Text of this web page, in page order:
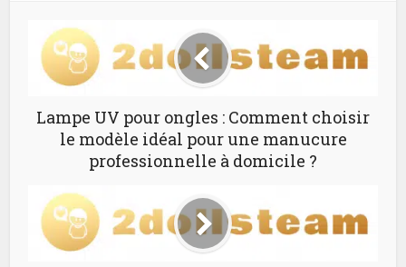
Lampe UV pour ongles : Comment choisir
le modèle idéal pour une manucure
professionnelle à domicile ?